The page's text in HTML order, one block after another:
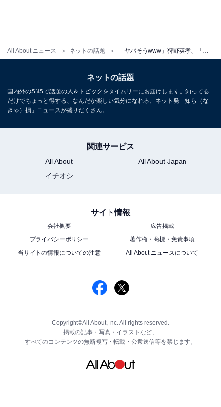
All About ニュース ネットの話題
ネットの話題
国内外のSNSで話題の人＆トピックをタイムリーにお届けします。知ってる
だけでちょっと得する、なんだか楽しい気分になれる、ネット発「知ら（な
きゃ）損」ニュースが盛りだくさん。
関連サービス
All About
All About Japan
イチオシ
サイト情報
会社概要
広告掲載
プライバシーポリシー
著作権・商標・免責事項
当サイトの情報についての注意
All About ニュースについて
Copyright©All About, Inc. All rights reserved.
掲載の記事・写真・イラストなど、
すべてのコンテンツの無断複写・転載・公衆送信等を禁じます。